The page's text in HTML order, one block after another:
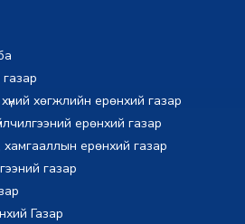
хөгжлийн ерөнхий газар
ерөнхий газар
хамгааллын ерөнхий газар
газар
Газар